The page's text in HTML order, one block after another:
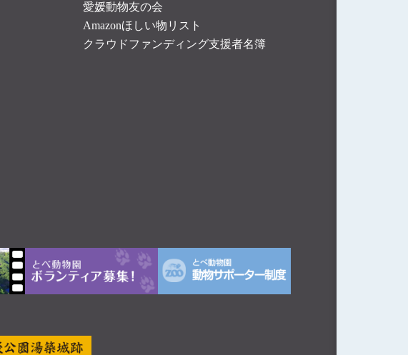
愛媛動物友の会
Amazonほしい物リスト
クラウドファンディング支援者名簿